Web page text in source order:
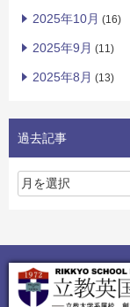
2025年10月 (16)
2025年9月 (11)
2025年8月 (13)
過去記事